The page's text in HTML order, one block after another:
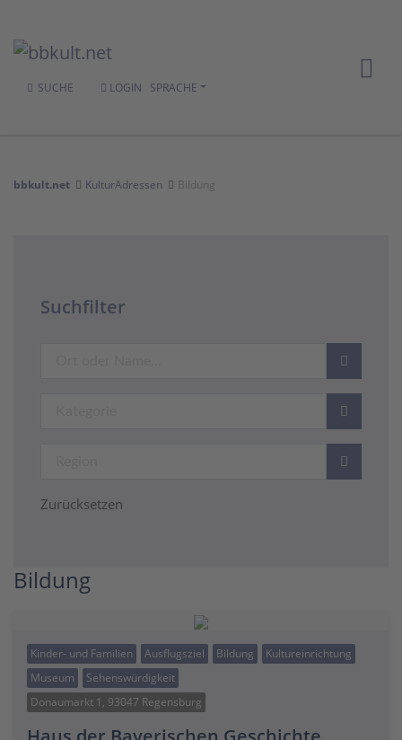
SUCHE LOGIN SPRACHE
bbkult.net KulturAdressen Bildung
Suchfilter
Zurücksetzen
Bildung
Kinder- und Familien Ausflugsziel Bildung
Kultureinrichtung
Museum
Sehenswürdigkeit
Donaumarkt 1, 93047 Regensburg